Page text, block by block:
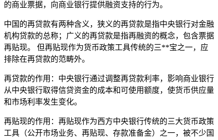
的商业票据，向商业银行提供融资支持的行为。
中国的再贷款有两种含义，狭义的再贷款是指中央银行对金融
机构贷款的总称；广义的再贷款是指再融资的概念，包含票据
再贴现。 但再贴现作为货币政策工具传统的三**宝之一，应
排除在再贷款的范畴外。
再贷款的作用：中央银行通过调整再贷款利率，影响商业银行
从中央银行取得信贷资金的成本和可使用额度，使货币供应量
和市场利率发生变化。
再贴现的作用：再贴现作为西方中央银行传统的三大货币政策
工具（公开市场业务、再贴现、存款准备金）之一，被不少国